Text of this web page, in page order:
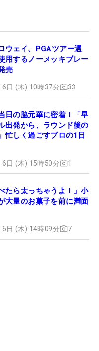
ウェイ、PGAツアー選
用するノーメッキブレー
売
6日 (木) 10時37分 33
日の脇元華に密着！「早
出発から、ラウンド後の
忙しく過ごすプロの1日
6日 (木) 15時50分 1
たら太っちゃうよ！」小
大量のお菓子を前に満面
6日 (木) 14時09分 7